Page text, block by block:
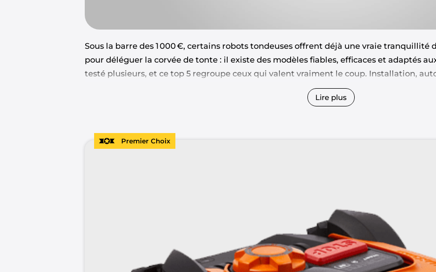
Sous la barre des 1 000 €, certains robots tondeuses offrent déjà une vraie tranquillité
pour déléguer la corvée de tonte : il existe des modèles fiables, efficaces et adaptés
testé plusieurs, et ce top 5 regroupe ceux qui valent vraiment le coup. Installation,
guide pour faire un achat éclairé… sans tomber dans les pièges marketing.
Lire plus
Premier Choix